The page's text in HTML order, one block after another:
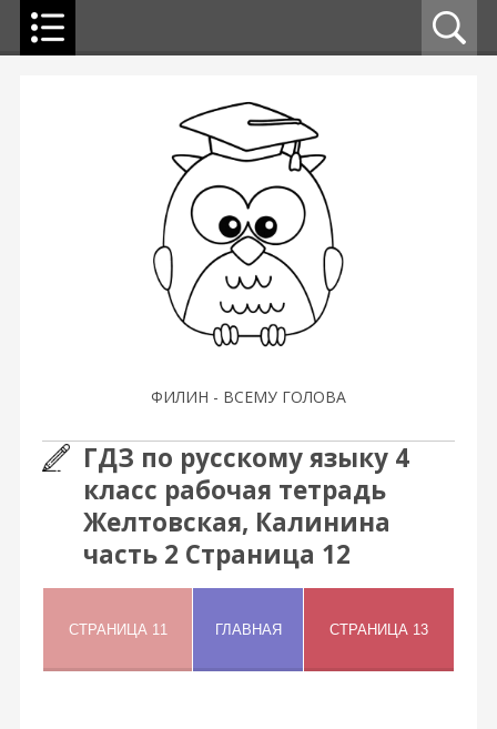
ФИЛИН - ВСЕМУ ГОЛОВА
ГДЗ по русскому языку 4
класс рабочая тетрадь
Желтовская, Калинина
часть 2 Страница 12